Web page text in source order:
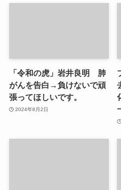
「令和の虎」岩井良明 肺
がんを告白→負けないで頑
張ってほしいです。
2024年8月2日